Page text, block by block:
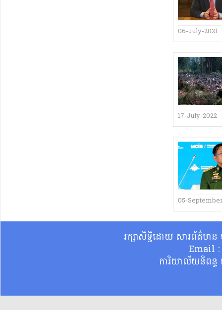
06-July-2021
17-July-2022
05-
រក្សាសិទ្ធិដោយ សារព័ត៌មា
Email
ការិយាល័យនិពន្ធ